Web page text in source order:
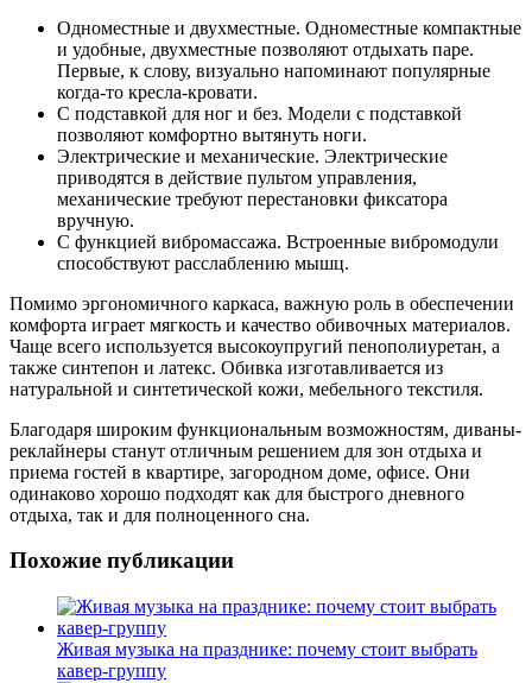
Одноместные и двухместные. Одноместные компактные
и удобные, двухместные позволяют отдыхать паре.
Первые, к слову, визуально напоминают популярные
когда-то кресла-кровати.
С подставкой для ног и без. Модели с подставкой
позволяют комфортно вытянуть ноги.
Электрические и механические. Электрические
приводятся в действие пультом управления,
механические требуют перестановки фиксатора
вручную.
С функцией вибромассажа. Встроенные вибромодули
способствуют расслаблению мышц.
Помимо эргономичного каркаса, важную роль в обеспечении
комфорта играет мягкость и качество обивочных материалов.
Чаще всего используется высокоупругий пенополиуретан, а
также синтепон и латекс. Обивка изготавливается из
натуральной и синтетической кожи, мебельного текстиля.
Благодаря широким функциональным возможностям, диваны-
реклайнеры станут отличным решением для зон отдыха и
приема гостей в квартире, загородном доме, офисе. Они
одинаково хорошо подходят как для быстрого дневного
отдыха, так и для полноценного сна.
Похожие публикации
Живая музыка на празднике: почему стоит выбрать
кавер-группу